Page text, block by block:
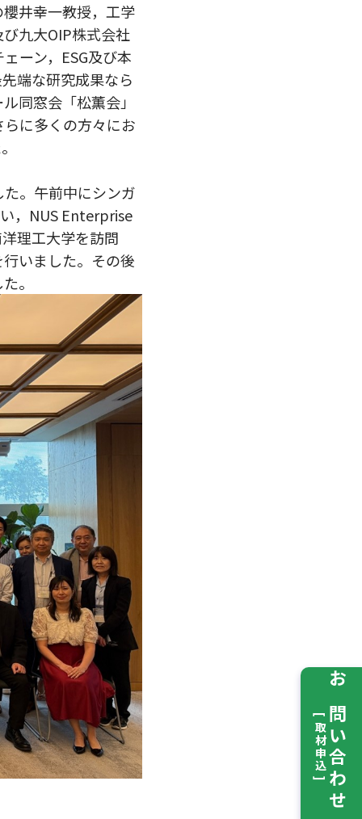
お問い合わせ
[ 取材申込 ]
井幸一教授，工学
九大OIP株式会社
ーン，ESG及び本
端な研究成果なら
同窓会「松薫会」
に多くの方々にお
。午前中にシンガ
，NUS Enterprise
理工大学を訪問
いました。その後
。